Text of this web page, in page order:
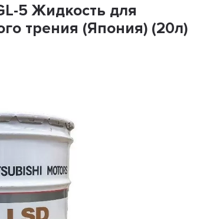
5 Жидкость для
трения (Япония) (20л)